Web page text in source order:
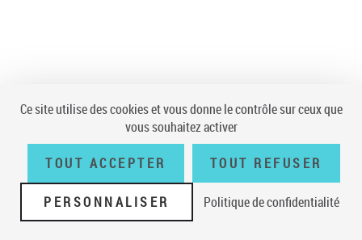
Ce site utilise des cookies et vous donne le contrôle sur ceux que
vous souhaitez activer
TOUT ACCEPTER TOUT REFUSER
PERSONNALISER Politique de confidentialité